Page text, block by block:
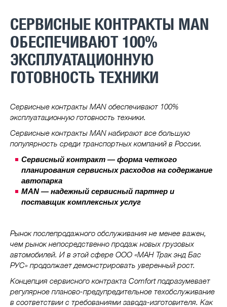
СЕРВИСНЫЕ КОНТРАКТЫ MAN
ОБЕСПЕЧИВАЮТ 100%
ЭКСПЛУАТАЦИОННУЮ
ГОТОВНОСТЬ ТЕХНИКИ
Сервисные контракты MAN обеспечивают 100%
эксплуатационную готовность техники.
Сервисные контракты MAN набирают все большую
популярность среди транспортных компаний в России.
Сервисный контракт — форма четкого
планирования сервисных расходов на содержание
автопарка
MAN — надежный сервисный партнер и
поставщик комплексных услуг
Рынок послепродажного обслуживания не менее важен,
чем рынок непосредственно продаж новых грузовых
автомобилей. И в этой сфере ООО «МАН Трак энд Бас
РУС» продолжает демонстрировать уверенный рост.
Концепция сервисного контракта Comfort подразумевает
регулярное планово-предупредительное техобслуживание
в соответствии с требованиями завода-изготовителя. Как